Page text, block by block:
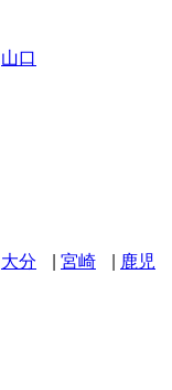
山口
大分 宮崎 鹿児